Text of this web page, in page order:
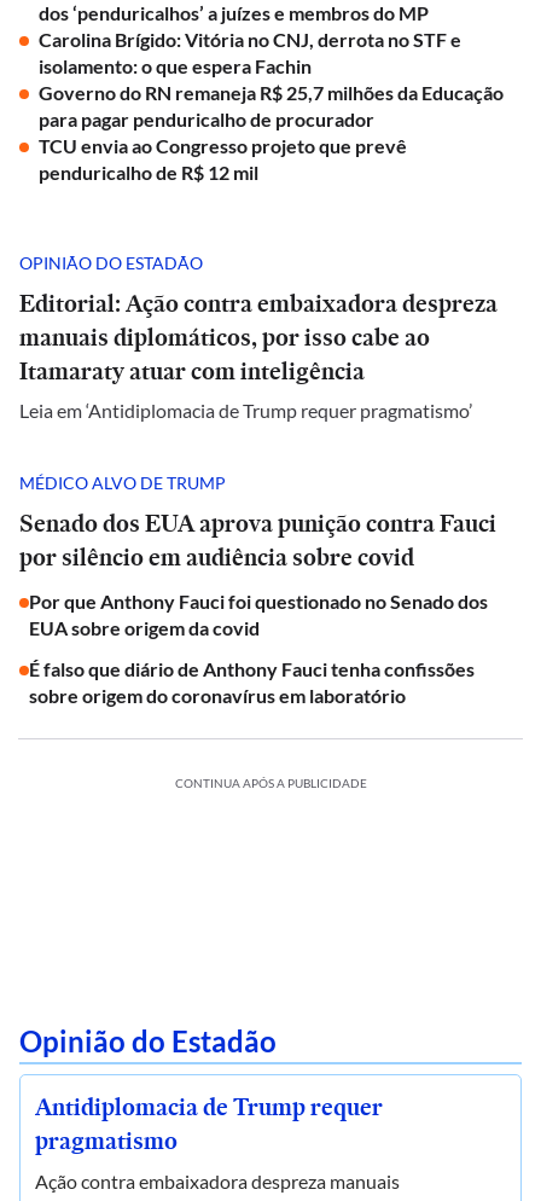
dos ‘penduricalhos’ a juízes e membros do MP
Carolina Brígido: Vitória no CNJ, derrota no STF e
isolamento: o que espera Fachin
Governo do RN remaneja R$ 25,7 milhões da Educação
para pagar penduricalho de procurador
TCU envia ao Congresso projeto que prevê
penduricalho de R$ 12 mil
OPINIÃO DO ESTADÃO
Editorial: Ação contra embaixadora despreza
manuais diplomáticos, por isso cabe ao
Itamaraty atuar com inteligência
Leia em ‘Antidiplomacia de Trump requer pragmatismo’
MÉDICO ALVO DE TRUMP
Senado dos EUA aprova punição contra Fauci
por silêncio em audiência sobre covid
Por que Anthony Fauci foi questionado no Senado dos
EUA sobre origem da covid
É falso que diário de Anthony Fauci tenha confissões
sobre origem do coronavírus em laboratório
CONTINUA APÓS A PUBLICIDADE
Opinião do Estadão
Antidiplomacia de Trump requer
pragmatismo
Ação contra embaixadora despreza manuais